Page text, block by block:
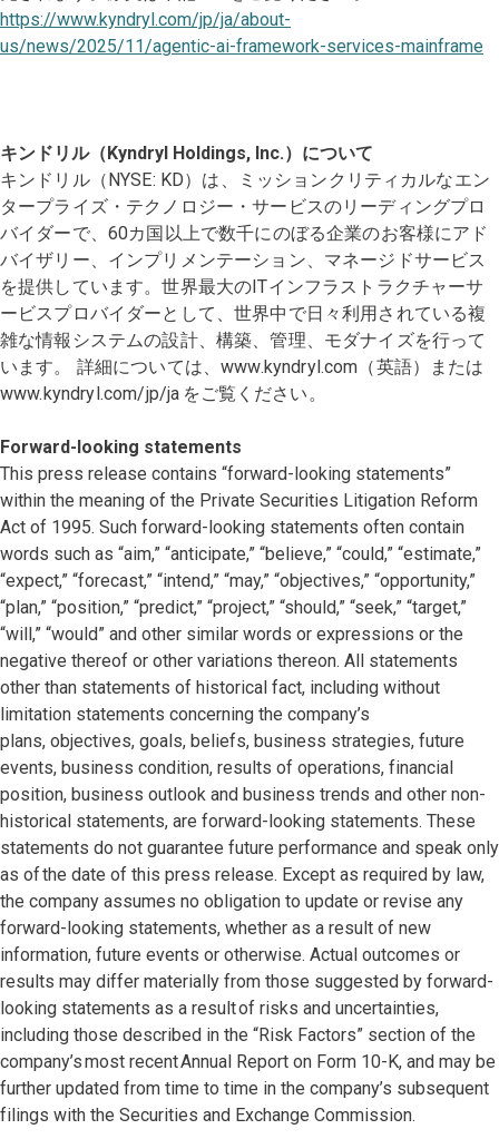
https://www.kyndryl.com/jp/ja/about-
us/news/2025/11/agentic-ai-framework-services-mainframe
キンドリル（Kyndryl Holdings, Inc.）について
キンドリル（NYSE: KD）は、ミッションクリティカルなエン
タープライズ・テクノロジー・サービスのリーディングプロ
バイダーで、60カ国以上で数千にのぼる企業のお客様にアド
バイザリー、インプリメンテーション、マネージドサービス
を提供しています。世界最大のITインフラストラクチャーサ
ービスプロバイダーとして、世界中で日々利用されている複
雑な情報システムの設計、構築、管理、モダナイズを行って
います。 詳細については、www.kyndryl.com（英語）または
www.kyndryl.com/jp/ja をご覧ください。
Forward-looking statements
This press release contains “forward-looking statements”
within the meaning of the Private Securities Litigation Reform
Act of 1995. Such forward-looking statements often contain
words such as “aim,” “anticipate,” “believe,” “could,” “estimate,”
“expect,” “forecast,” “intend,” “may,” “objectives,” “opportunity,”
“plan,” “position,” “predict,” “project,” “should,” “seek,” “target,”
“will,” “would” and other similar words or expressions or the
negative thereof or other variations thereon. All statements
other than statements of historical fact, including without
limitation statements concerning the company’s
plans, objectives, goals, beliefs, business strategies, future
events, business condition, results of operations, financial
position, business outlook and business trends and other non-
historical statements, are forward-looking statements. These
statements do not guarantee future performance and speak only
as of the date of this press release. Except as required by law,
the company assumes no obligation to update or revise any
forward-looking statements, whether as a result of new
information, future events or otherwise. Actual outcomes or
results may differ materially from those suggested by forward-
looking statements as a result of risks and uncertainties,
including those described in the “Risk Factors” section of the
company’s most recent Annual Report on Form 10-K, and may be
further updated from time to time in the company’s subsequent
filings with the Securities and Exchange Commission.